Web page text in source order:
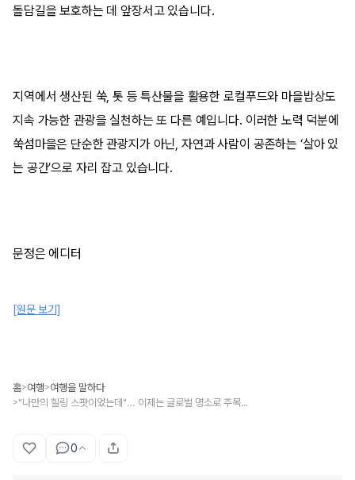
돌담길을 보호하는 데 앞장서고 있습니다.
지역에서 생산된 쑥, 톳 등 특산물을 활용한 로컬푸드와 마을밥상도
지속 가능한 관광을 실천하는 또 다른 예입니다. 이러한 노력 덕분에
쑥섬마을은 단순한 관광지가 아닌, 자연과 사람이 공존하는 ‘살아 있
는 공간’으로 자리 잡고 있습니다.
문정은 에디터
[원문 보기]
홈>여행>여행을 말하다
> "나만의 힐링 스팟이었는데"… 이제는 글로벌 명소로 주목받는 관광지
0